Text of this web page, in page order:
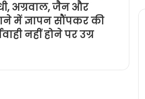
अग्रवाल, जैन और
में ज्ञापन सौंपकर की
नहीं होने पर उग्र